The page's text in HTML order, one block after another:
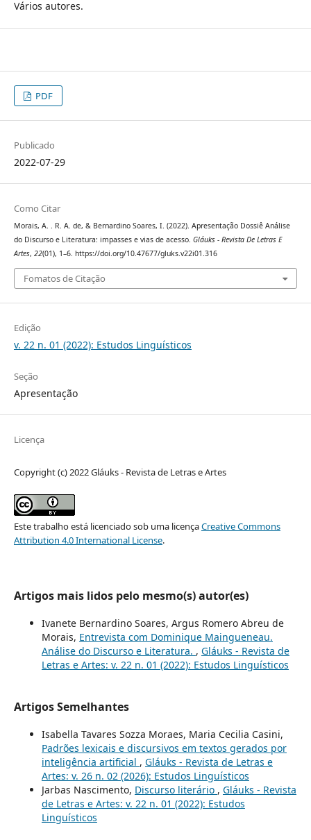
Vários autores.
PDF
Publicado
2022-07-29
Como Citar
Morais, A. . R. A. de, & Bernardino Soares, I. (2022). Apresentação Dossiê Análise
do Discurso e Literatura: impasses e vias de acesso. Gláuks - Revista De Letras E
Artes, 22(01), 1–6. https://doi.org/10.47677/gluks.v22i01.316
Fomatos de Citação
Edição
v. 22 n. 01 (2022): Estudos Linguísticos
Seção
Apresentação
Licença
Copyright (c) 2022 Gláuks - Revista de Letras e Artes
Este trabalho está licenciado sob uma licençaCreative Commons
Attribution 4.0 International License.
Artigos mais lidos pelo mesmo(s) autor(es)
Ivanete Bernardino Soares, Argus Romero Abreu de
Morais, Entrevista com Dominique Maingueneau.
Análise do Discurso e Literatura. , Gláuks - Revista de
Letras e Artes: v. 22 n. 01 (2022): Estudos Linguísticos
Artigos Semelhantes
Isabella Tavares Sozza Moraes, Maria Cecilia Casini,
Padrões lexicais e discursivos em textos gerados por
inteligência artificial , Gláuks - Revista de Letras e
Artes: v. 26 n. 02 (2026): Estudos Linguísticos
Jarbas Nascimento, Discurso literário , Gláuks - Revista
de Letras e Artes: v. 22 n. 01 (2022): Estudos
Linguísticos